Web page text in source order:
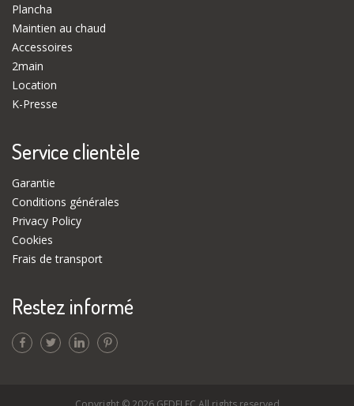
Plancha
Maintien au chaud
Accessoires
2main
Location
K-Presse
Service clientèle
Garantie
Conditions générales
Privacy Policy
Cookies
Frais de transport
Restez informé